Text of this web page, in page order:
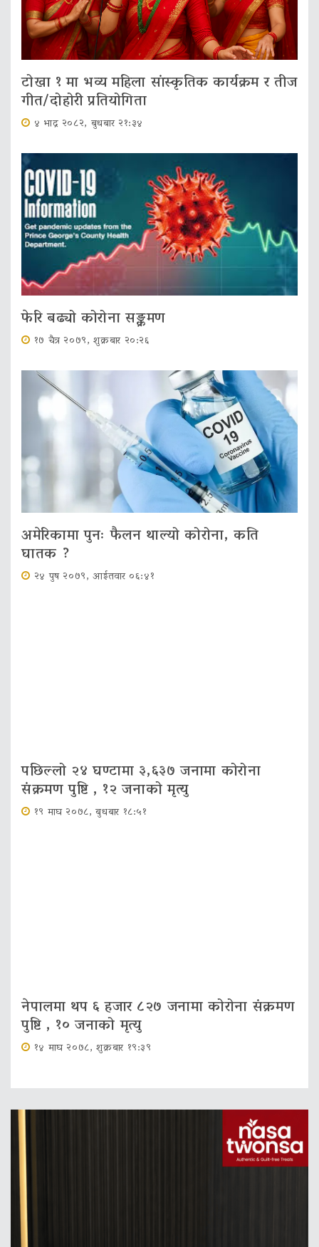
टोखा १ मा भव्य महिला सांस्कृतिक कार्यक्रम र तीज
गीत/दोहोरी प्रतियोगिता
४ भाद्र २०८२, बुधबार २१:३४
फेरि बढ्यो कोरोना सङ्क्रमण
१७ चैत्र २०७९, शुक्रबार २०:२६
अमेरिकामा पुनः फैलन थाल्यो कोरोना, कति
घातक ?
२४ पुष २०७९, आईतवार ०६:४१
पछिल्लो २४ घण्टामा ३,६३७ जनामा कोरोना
संक्रमण पुष्टि , १२ जनाको मृत्‍यु
१९ माघ २०७८, बुधबार १८:५१
नेपालमा थप ६ हजार ८२७ जनामा कोरोना संक्रमण
पुष्टि , १० जनाको मृत्यु
१४ माघ २०७८, शुक्रबार १९:३९